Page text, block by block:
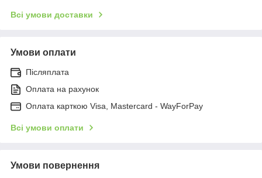
Всі умови доставки
Умови оплати
Післяплата
Оплата на рахунок
Оплата карткою Visa, Mastercard - WayForPay
Всі умови оплати
Умови повернення